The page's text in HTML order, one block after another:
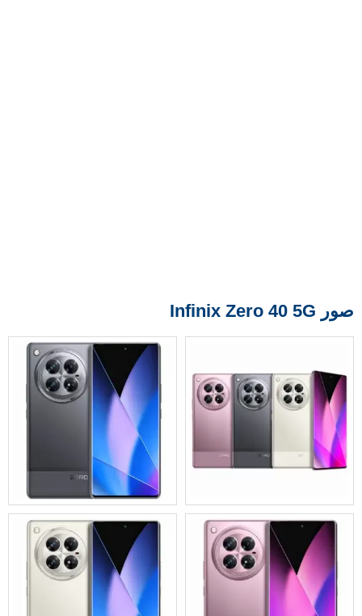
صور Infinix Zero 40 5G